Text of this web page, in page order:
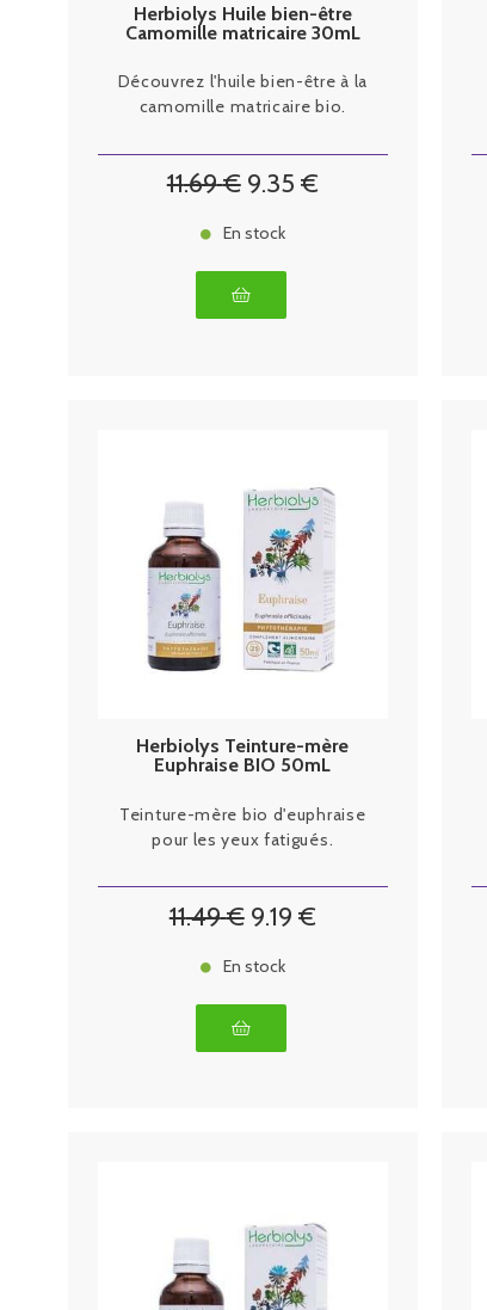
Herbiolys Huile bien-être
Camomille matricaire 30mL
Découvrez l'huile bien-être à la
camomille matricaire bio.
11.69€ 9.35 €
En stock
Herbiolys Teinture-mère
Euphraise BIO 50mL
Teinture-mère bio d'euphraise
pour les yeux fatigués.
11.49€ 9.19 €
En stock